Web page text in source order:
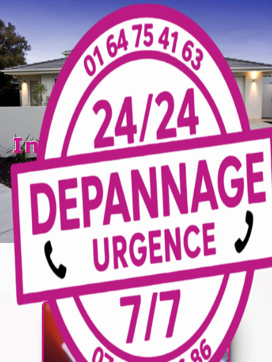
installation Serris
TECELEC
Panneau de gestion des cookies